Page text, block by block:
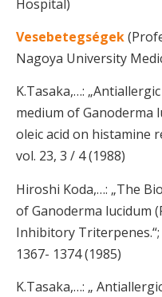
Hospital)
Vesebetegségek
Nagoya University
K.Tasaka,…:
medium of Ganoderma
oleic acid on histamine
vol. 23, 3 / 4 (1988)
Hiroshi Koda,…: „The
of Ganoderma lucidum
Inhibitory Triterpenes.“;
1367- 1374 (1985)
K.Tasaka,…: „